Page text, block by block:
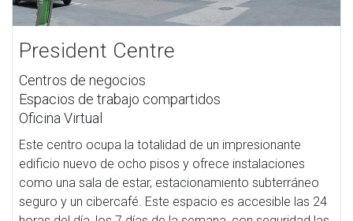
President Centre
Centros de negocios
Espacios de trabajo compartidos
Oficina Virtual
Este centro ocupa la totalidad de un impresionante
edificio nuevo de ocho pisos y ofrece instalaciones
como una sala de estar, estacionamiento subterráneo
seguro y un cibercafé. Este espacio es accesible las 24